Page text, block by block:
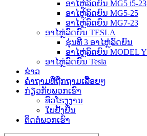
ອາໄຫຼ່ລົດຍົນ MG5 i5-23
ອາໄຫຼ່ລົດຍົນ MG5-25
ອາໄຫຼ່ລົດຍົນ MG7-23
ອາໄຫຼ່ລົດຍົນ TESLA
ຮຸ່ນທີ 3 ອາໄຫຼ່ລົດຍົນ
ອາໄຫຼ່ລົດຍົນ MODEL Y
ອາໄຫຼ່ລົດຍົນ Tesla
ຂ່າວ
ຄຳຖາມທີ່ຖືກຖາມເລື້ອຍໆ
ກ່ຽວກັບພວກເຮົາ
ທົວໂຮງງານ
ໃບຢັ້ງຢືນ
ຕິດຕໍ່ພວກເຮົາ